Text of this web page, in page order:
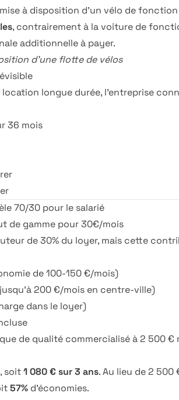
à disposition d'un vélo de
, contrairement à la voiture de
additionnelle à payer.
d'une flotte de vélos
longue durée, l'entreprise
36 mois
70/30 pour le salarié
de gamme pour 30€/mois
de 30% du loyer, mais cette
de 100-150 €/mois)
200 €/mois en centre-ville)
dans le loyer)
de qualité commercialisé à 2 500 €
soit1 080 € sur 3 ans. Au lieu de 2 500
57% d'économies.